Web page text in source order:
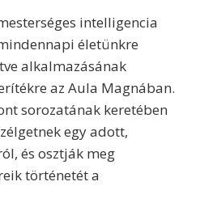
intelligencia
életünkre
alkalmazásának
az Aula Magnában.
sorozatának keretében
egy adott,
és osztják meg
történetét a